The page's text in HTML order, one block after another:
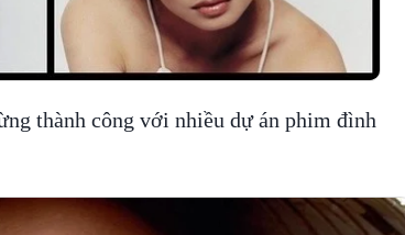
thành công với nhiều dự án phim đình